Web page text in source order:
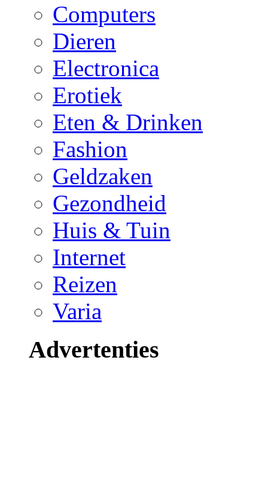
Computers
Dieren
Electronica
Erotiek
Eten & Drinken
Fashion
Geldzaken
Gezondheid
Huis & Tuin
Internet
Reizen
Varia
Advertenties